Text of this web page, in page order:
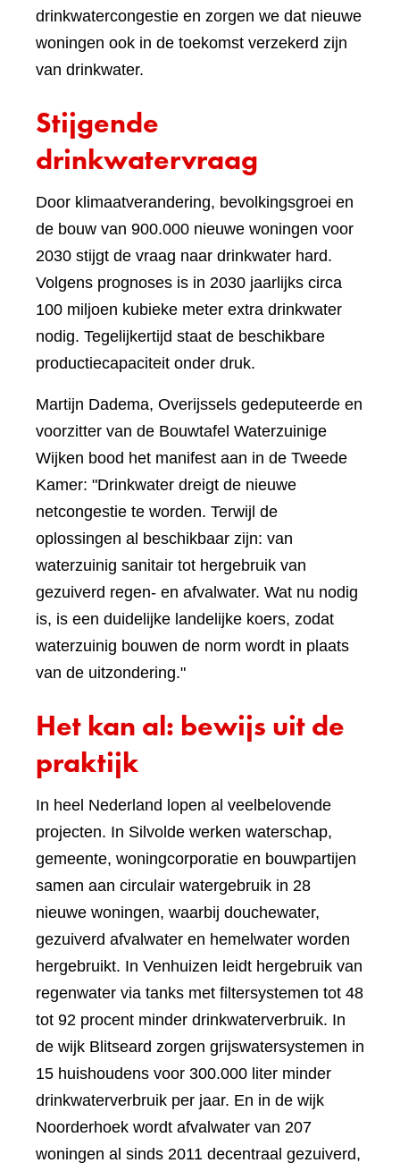
drinkwatercongestie en zorgen we dat nieuwe
woningen ook in de toekomst verzekerd zijn
van drinkwater.
Stijgende
drinkwatervraag
Door klimaatverandering, bevolkingsgroei en
de bouw van 900.000 nieuwe woningen voor
2030 stijgt de vraag naar drinkwater hard.
Volgens prognoses is in 2030 jaarlijks circa
100 miljoen kubieke meter extra drinkwater
nodig. Tegelijkertijd staat de beschikbare
productiecapaciteit onder druk.
Martijn Dadema, Overijssels gedeputeerde en
voorzitter van de Bouwtafel Waterzuinige
Wijken bood het manifest aan in de Tweede
Kamer: "Drinkwater dreigt de nieuwe
netcongestie te worden. Terwijl de
oplossingen al beschikbaar zijn: van
waterzuinig sanitair tot hergebruik van
gezuiverd regen- en afvalwater. Wat nu nodig
is, is een duidelijke landelijke koers, zodat
waterzuinig bouwen de norm wordt in plaats
van de uitzondering."
Het kan al: bewijs uit de
praktijk
In heel Nederland lopen al veelbelovende
projecten. In Silvolde werken waterschap,
gemeente, woningcorporatie en bouwpartijen
samen aan circulair watergebruik in 28
nieuwe woningen, waarbij douchewater,
gezuiverd afvalwater en hemelwater worden
hergebruikt. In Venhuizen leidt hergebruik van
regenwater via tanks met filtersystemen tot 48
tot 92 procent minder drinkwaterverbruik. In
de wijk Blitseard zorgen grijswatersystemen in
15 huishoudens voor 300.000 liter minder
drinkwaterverbruik per jaar. En in de wijk
Noorderhoek wordt afvalwater van 207
woningen al sinds 2011 decentraal gezuiverd,